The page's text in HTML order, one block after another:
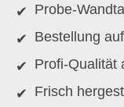
Probe-
Bestellung
Profi-Qualität
Frisch